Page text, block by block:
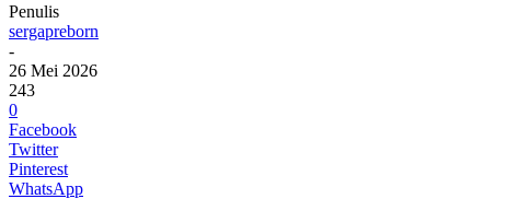
Penulis
sergapreborn
-
26 Mei 2026
243
0
Facebook
Twitter
Pinterest
WhatsApp